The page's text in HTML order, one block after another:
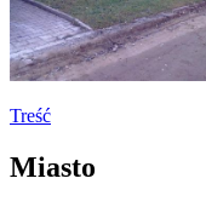
Treść
Miasto